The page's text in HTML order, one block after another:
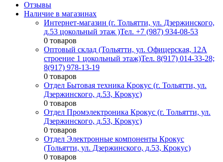
Отзывы
Наличие в магазинах
Интернет-магазин (г. Тольятти, ул. Дзержинского,
д.53 цокольный этаж )Тел. +7 (987) 934-08-53
0 товаров
Оптовый склад (Тольятти, ул. Офицерская, 12А
строение 1 цокольный этаж)Тел. 8(917) 014-33-28;
8(917) 978-13-19
0 товаров
Отдел Бытовая техника Крокус (г. Тольятти, ул.
Дзержинского, д.53, Крокус)
0 товаров
Отдел Промэлектроника Крокус (г. Тольятти, ул.
Дзержинского, д.53, Крокус)
0 товаров
Отдел Электронные компоненты Крокус
(Тольятти, ул. Дзержинского, д.53, Крокус)
0 товаров